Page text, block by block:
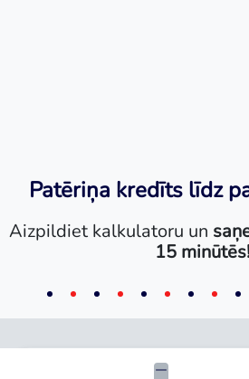
Patēriņa kredīts līdz
Aizpildiet kalkulatoru un
15